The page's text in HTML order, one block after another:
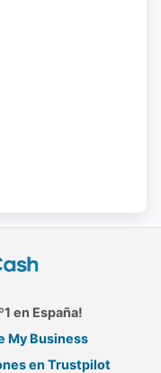
en España!
My Business
en Trustpilot